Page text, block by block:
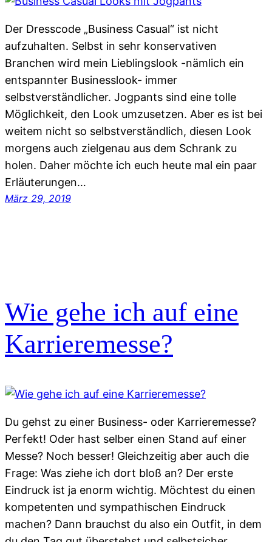
Der Dresscode „Business Casual“ ist nicht
aufzuhalten. Selbst in sehr konservativen
Branchen wird mein Lieblingslook -nämlich ein
entspannter Businesslook- immer
selbstverständlicher. Jogpants sind eine tolle
Möglichkeit, den Look umzusetzen. Aber es ist bei
weitem nicht so selbstverständlich, diesen Look
morgens auch zielgenau aus dem Schrank zu
holen. Daher möchte ich euch heute mal ein paar
Erläuterungen…
März 29, 2019
Wie gehe ich auf eine
Karrieremesse?
Du gehst zu einer Business- oder Karrieremesse?
Perfekt! Oder hast selber einen Stand auf einer
Messe? Noch besser! Gleichzeitig aber auch die
Frage: Was ziehe ich dort bloß an? Der erste
Eindruck ist ja enorm wichtig. Möchtest du einen
kompetenten und sympathischen Eindruck
machen? Dann brauchst du also ein Outfit, in dem